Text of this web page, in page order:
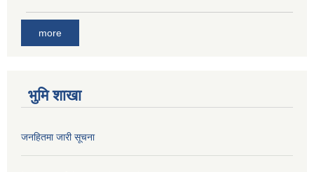
more
भुमि शाखा
जनहितमा जारी सूचना